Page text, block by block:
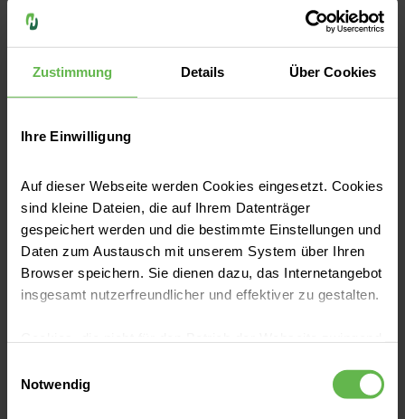
Zustimmung Details Über Cookies
Ihre Einwilligung
Auf dieser Webseite werden Cookies eingesetzt. Cookies
sind kleine Dateien, die auf Ihrem Datenträger
gespeichert werden und die bestimmte Einstellungen und
Daten zum Austausch mit unserem System über Ihren
Browser speichern. Sie dienen dazu, das Internetangebot
insgesamt nutzerfreundlicher und effektiver zu gestalten.
eingesetzt werden.
Notwendig
Katharina Recht
und Technologien ​/ Pressesprecherin | Helios
Mariahilf Klinik Hamburg
Telefon: 015202391745
E-Mail senden
Medizinproduktsicherheit